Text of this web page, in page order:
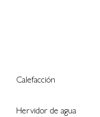
Calefacción
Hervidor de agua